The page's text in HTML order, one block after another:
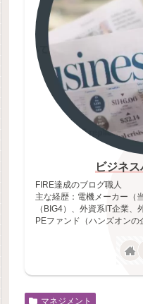
ビジネ
FIRE達成のブログ職人
主な経歴：電機メーカー（
（BIG4）、外資系IT企業
PEファンド（ハンズオンの
マネジメント